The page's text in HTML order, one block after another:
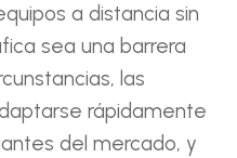
a distancia sin
sea una barrera
las
rápidamente
del mercado, y